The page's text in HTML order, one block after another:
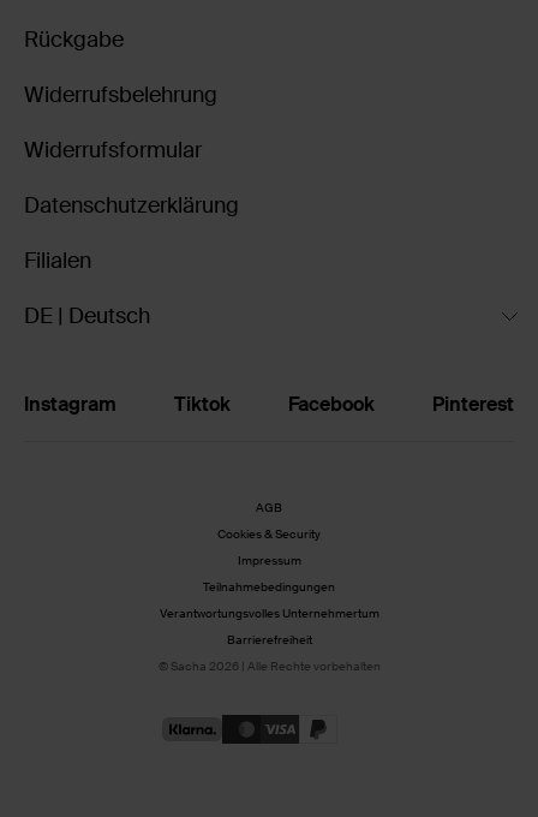
Rückgabe
Widerrufsbelehrung
Widerrufsformular
Datenschutzerklärung
Filialen
DE | Deutsch
Instagram Tiktok Facebook Pinterest
AGB
Cookies & Security
Impressum
Teilnahmebedingungen
Verantwortungsvolles Unternehmertum
Barrierefreiheit
© Sacha 2026 | Alle Rechte vorbehalten